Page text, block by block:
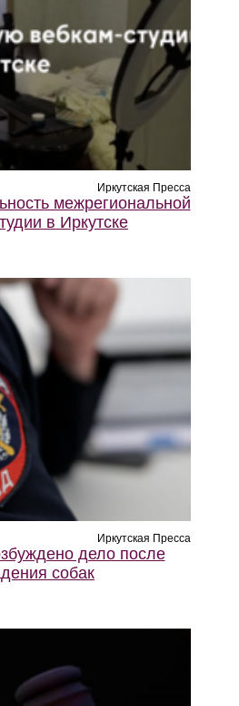
Иркутская Пресса
межрегиональной
в Иркутске
Иркутская Пресса
дело после
собак